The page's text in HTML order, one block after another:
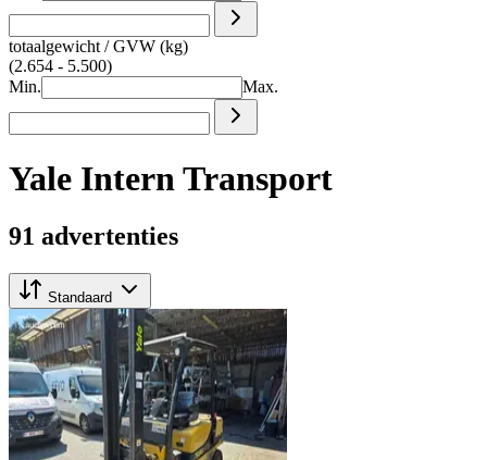
totaalgewicht / GVW (kg)
(2.654 - 5.500)
Min.
Max.
Yale Intern Transport
91 advertenties
Standaard